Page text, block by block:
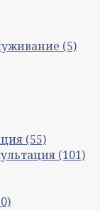
(5)
(55)
(101)